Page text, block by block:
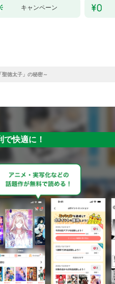
キャンペーン
徳太子」の秘密～
快適に！